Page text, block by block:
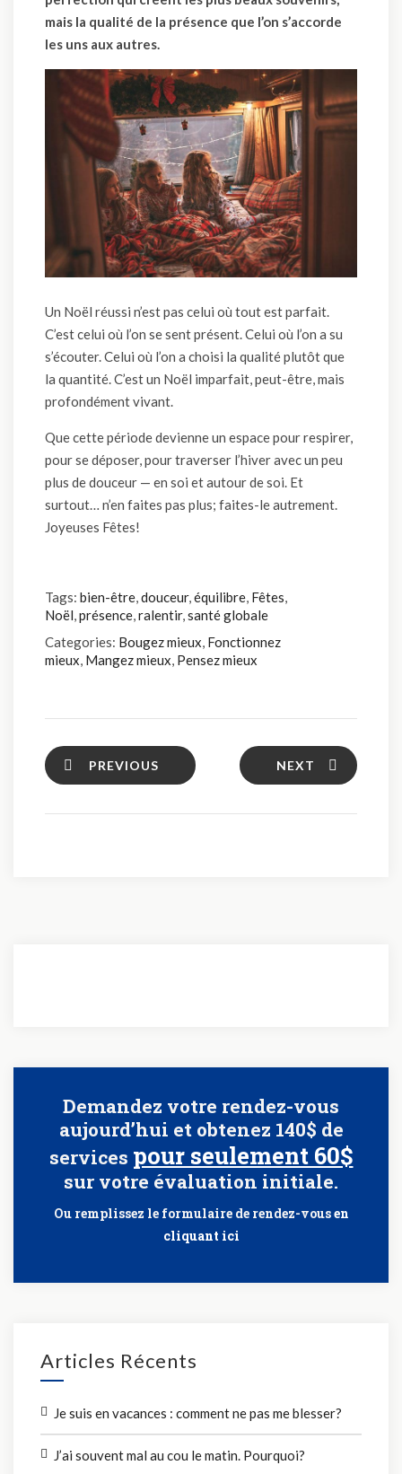
mais la qualité de la présence que l’on s’accorde
les uns aux autres.
Un Noël réussi n’est pas celui où tout est parfait.
C’est celui où l’on se sent présent. Celui où l’on a su
s’écouter. Celui où l’on a choisi la qualité plutôt que
la quantité. C’est un Noël imparfait, peut-être, mais
profondément vivant.
Que cette période devienne un espace pour respirer,
pour se déposer, pour traverser l’hiver avec un peu
plus de douceur — en soi et autour de soi. Et
surtout… n’en faites pas plus; faites-le autrement.
Joyeuses Fêtes!
Tags: bien-être,douceur,équilibre, Fêtes,
Noël,présence,ralentir,santé globale
Categories: Bougez mieux, Fonctionnez
mieux, Mangez mieux, Pensez mieux
PREVIOUS NEXT
Demandez votre rendez-vous
aujourd’hui et obtenez 140$ de
services pour seulement 60$
sur votre évaluation initiale.
Ou remplissez le formulaire de rendez-vousen
cliquant ici
Articles Récents
Je suis en vacances : comment ne pas me blesser?
J’ai souvent mal au cou le matin. Pourquoi?